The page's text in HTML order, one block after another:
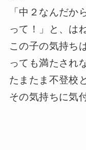
「中２なんだ
って！」と、は
この子の気持ち
っても満たされ
たまたま不登校
その気持ちに気